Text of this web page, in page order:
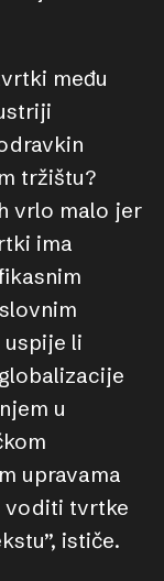
među
tržištu?
vrlo malo jer
ima
uspije li
u
upravama
voditi tvrtke
ističe.